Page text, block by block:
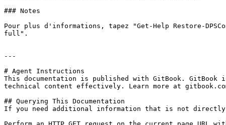
### Notes
Pour plus d'informations, tapez "Get-Help Restore-
full".
---
# Agent Instructions
This documentation is published with GitBook. GitBook
technical content effectively. Learn more at
## Querying This Documentation
If you need additional information that is not directly